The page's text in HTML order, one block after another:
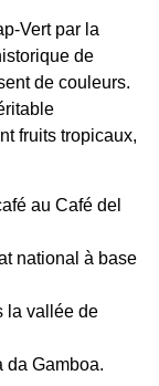
Vert par la
de
de couleurs.
fruits tropicaux,
au Café del
national à base
la vallée de
da Gamboa.